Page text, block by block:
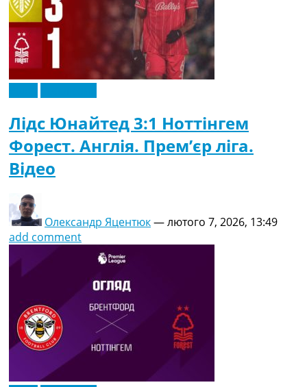
Лідс Юнайтед 3:1 Ноттінгем
Форест. Англія. Прем’єр ліга.
Відео
Олександр Яцентюк—лютого 7, 2026, 13:49
add comment